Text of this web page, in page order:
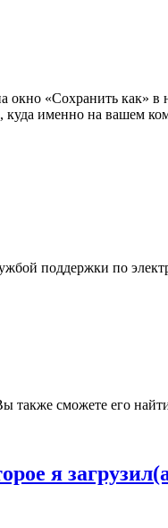
«Сохранить как» в
именно на вашем
поддержки по
также сможете его
я